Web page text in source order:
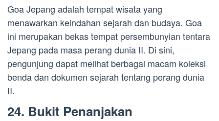
Goa Jepang adalah tempat wisata yang
menawarkan keindahan sejarah dan budaya. Goa
ini merupakan bekas tempat persembunyian tentara
Jepang pada masa perang dunia II. Di sini,
pengunjung dapat melihat berbagai macam koleksi
benda dan dokumen sejarah tentang perang dunia
II.
24. Bukit Penanjakan